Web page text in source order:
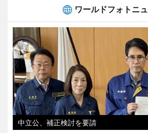
ワールドフォトニ
中立公、補正検討を要請